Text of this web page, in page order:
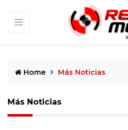
Home Más Noticias
Más Noticias